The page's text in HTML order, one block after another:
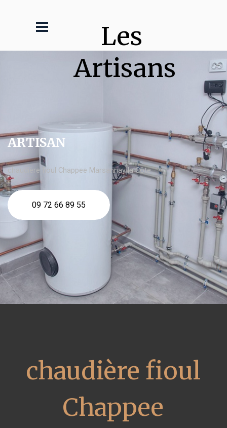
Les
Artisans
ARTISAN
chaudière fioul Chappee Marsannay la Côte
09 72 66 89 55
chaudière fioul
Chappee